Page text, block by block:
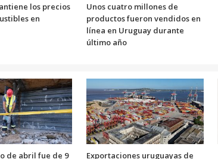
los precios
en
Unos cuatro millones de
productos fueron vendidos en
línea en Uruguay durante
último año
de abril fue de 9
Exportaciones uruguayas de